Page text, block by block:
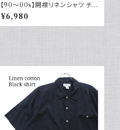
【90～00s】開襟リネンシャツ チェ
ック オープンカラー 古着 ボックス
シルエット ネイビー フェード
¥6,980